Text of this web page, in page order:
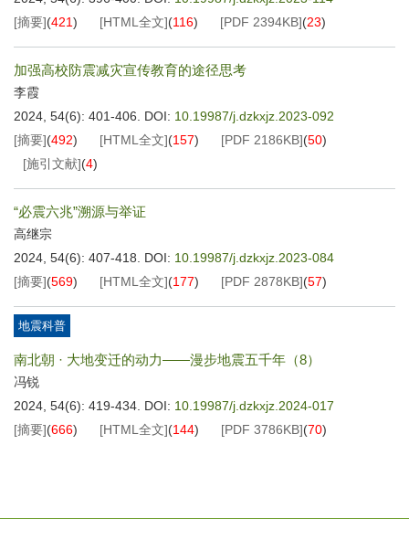
[摘要](421) [HTML全文](116) [PDF 2394KB](23)
加强高校防震减灾宣传教育的途径思考
李霞
2024, 54(6): 401-406.
DOI: 10.19987/j.dzkxjz.2023-092
[摘要](492) [HTML全文](157) [PDF 2186KB](50)
[施引文献](4)
“必震六兆”溯源与举证
高继宗
2024, 54(6): 407-418.
DOI: 10.19987/j.dzkxjz.2023-084
[摘要](569) [HTML全文](177) [PDF 2878KB](57)
地震科普
南北朝 · 大地变迁的动力——漫步地震五千年（8）
冯锐
2024, 54(6): 419-434. DOI: 10.19987/j.dzkxjz.2024-017
[摘要](666) [HTML全文](144) [PDF 3786KB](70)